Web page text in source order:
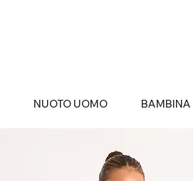
NUOTO UOMO BAMBINA